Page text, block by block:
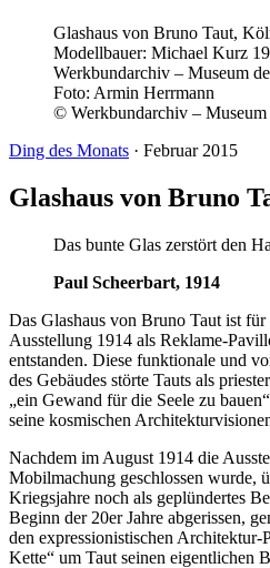
Glashaus von Bruno Taut,
Modellbauer: Michael Kurz
Werkbundarchiv – Museum
Foto: Armin Herrmann
© Werkbundarchiv –
Ding des Monats · Februar 2015
Glashaus von Bruno
Das bunte Glas zerstört den
Paul Scheerbart, 1914
Das Glashaus von Bruno Taut ist
Ausstellung 1914 als Reklame-
entstanden. Diese funktionale und
des Gebäudes störte Tauts als
„ein Gewand für die Seele zu
seine kosmischen
Nachdem im August 1914 die
Mobilmachung geschlossen wurde,
Kriegsjahre noch als geplündertes
Beginn der 20er Jahre abgerissen,
den expressionistischen Architektur-
Kette“ um Taut seinen eigentlichen